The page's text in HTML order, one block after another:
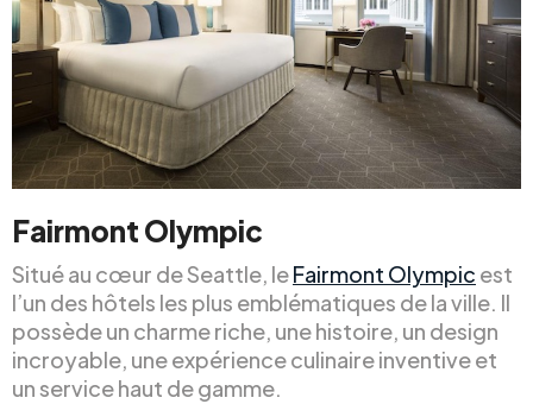
Fairmont Olympic
Situé au cœur de Seattle, leFairmont Olympic est
l’un des hôtels les plus emblématiques de la ville. Il
possède un charme riche, une histoire, un design
incroyable, une expérience culinaire inventive et
un service haut de gamme.